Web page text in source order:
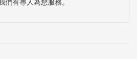
們有專人為您服務。